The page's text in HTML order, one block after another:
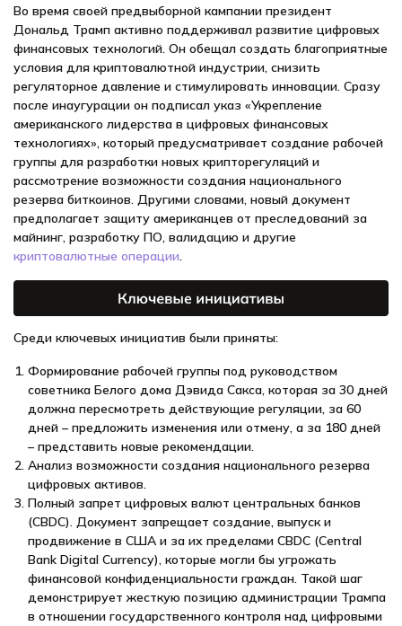
Во время своей предвыборной кампании президент
Дональд Трамп активно поддерживал развитие цифровых
финансовых технологий. Он обещал создать благоприятные
условия для криптовалютной индустрии, снизить
регуляторное давление и стимулировать инновации. Сразу
после инаугурации он подписал указ «Укрепление
американского лидерства в цифровых финансовых
технологиях», который предусматривает создание рабочей
группы для разработки новых крипторегуляций и
рассмотрение возможности создания национального
резерва биткоинов. Другими словами, новый документ
предполагает защиту американцев от преследований за
майнинг, разработку ПО, валидацию и другие
криптовалютные операции.
Среди ключевых инициатив были приняты:
Формирование рабочей группы под руководством
советника Белого дома Дэвида Сакса, которая за 30 дней
должна пересмотреть действующие регуляции, за 60
дней – предложить изменения или отмену, а за 180 дней
– представить новые рекомендации.
Анализ возможности создания национального резерва
цифровых активов.
Полный запрет цифровых валют центральных банков
(CBDC). Документ запрещает создание, выпуск и
продвижение в США и за их пределами CBDC (Central
Bank Digital Currency), которые могли бы угрожать
финансовой конфиденциальности граждан. Такой шаг
демонстрирует жесткую позицию администрации Трампа
в отношении государственного контроля над цифровыми